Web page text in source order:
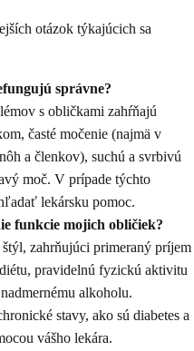
otázok týkajúcich sa
správne?
s obličkami zahŕňajú
časté močenie (najmä v
a členkov), suchú a svrbivú
moč. V prípade týchto
lekársku pomoc.
funkcie mojich obličiek?
zahrňujúci primeraný príjem
pravidelnú fyzickú aktivitu
alkoholu.
stavy, ako sú diabetes a
vášho lekára.